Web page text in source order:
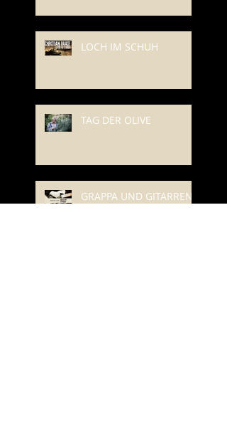
LOCH IM SCHUH
TAG DER OLIVE
GRAPPA UND GITARREN